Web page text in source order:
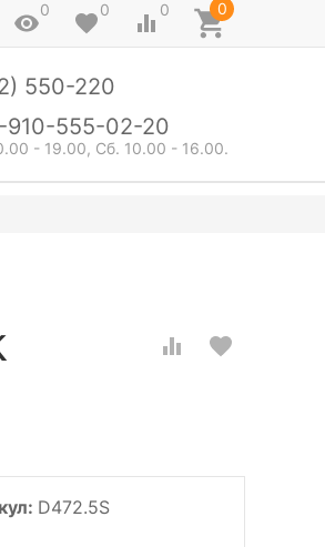
0 0 0 0
550-220
910-555-02-20
- 19.00, Сб. 10.00 - 16.00.
D472.5S